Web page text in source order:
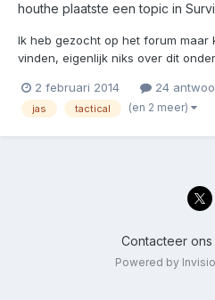
houthe plaatste een topic in
Ik heb gezocht op het forum maar
vinden, eigenlijk niks over dit
we maar: Ik heb al zo'n 15 jaar
begint nu langzaam toch een
2 februari 2014 24
jas tactical (en 2 meer)
Contacteer ons
Powered by